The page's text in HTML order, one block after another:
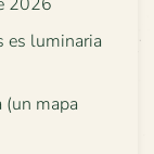
es luminaria
(un mapa